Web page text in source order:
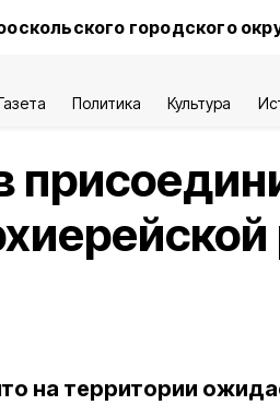
городского
Политика Культура
на территории